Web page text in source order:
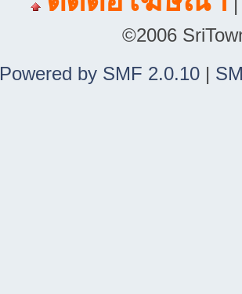
©2006
Powered by SMF 2.0.10|